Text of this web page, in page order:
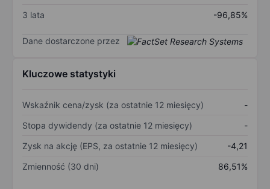
3 lata
-96,85%
Dane dostarczone przez
Kluczowe statystyki
Wskaźnik cena/zysk (za ostatnie 12 miesięcy)
-
Stopa dywidendy (za ostatnie 12 miesięcy)
-
Zysk na akcję (EPS, za ostatnie 12 miesięcy)
-4,21
Zmienność (30 dni)
86,51%